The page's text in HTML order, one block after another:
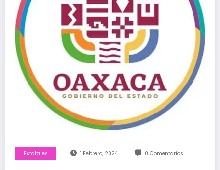
Estatales 1 Febrero, 2024 0 Comentarios